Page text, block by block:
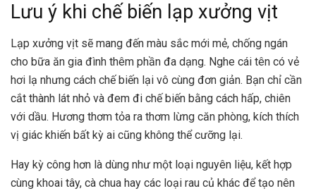
Lưu ý khi chế biến lạp xưởng vịt
Lạp xưởng vịt sẽ mang đến màu sắc mới mẻ, chống ngán
cho bữa ăn gia đình thêm phần đa dạng. Nghe cái tên có vẻ
hơi lạ nhưng cách chế biến lại vô cùng đơn giản. Bạn chỉ cần
cắt thành lát nhỏ và đem đi chế biến bằng cách hấp, chiên
với dầu. Hương thơm tỏa ra thơm lừng căn phòng, kích thích
vị giác khiến bất kỳ ai cũng không thể cưỡng lại.
Hay kỳ công hơn là dùng như một loại nguyên liệu, kết hợp
cùng khoai tây, cà chua hay các loại rau củ khác để tạo nên